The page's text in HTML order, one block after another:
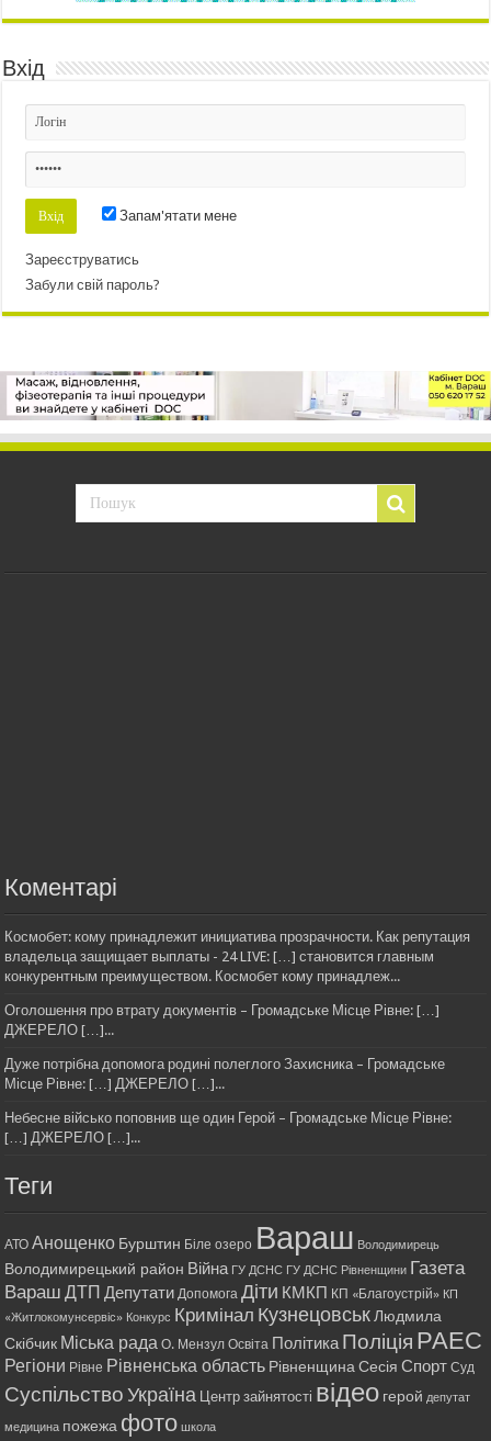
Вхід
Запам'ятати мене
Зареєструватись
Забули свій пароль?
Коментарі
Космобет: кому принадлежит инициатива прозрачности. Как репутация
владельца защищает выплаты - 24 LIVE: […] становится главным
конкурентным преимуществом. Космобет кому принадлеж...
Оголошення про втрату документів – Громадське Місце Рівне: […]
ДЖЕРЕЛО […]...
Дуже потрібна допомога родині полеглого Захисника – Громадське
Місце Рівне: […] ДЖЕРЕЛО […]...
Небесне військо поповнив ще один Герой – Громадське Місце Рівне:
[…] ДЖЕРЕЛО […]...
Теги
АТО Анощенко Бурштин Біле озеро Вараш Володимирець
Володимирецький район Війна ГУ ДСНС ГУ ДСНС Рівненщини Газета
Вараш ДТП Депутати Допомога Діти КМКП КП «Благоустрій» КП
«Житлокомунсервіс» Конкурс Кримінал Кузнецовськ Людмила
Скібчик Міська рада О. Мензул Освіта ПолітикаПоліція РАЕС
Регіони Рівне Рівненська область Рівненщина Сесія Спорт Суд
Суспільство Україна Центр зайнятості відео герой депутат
медицина пожежа фото школа